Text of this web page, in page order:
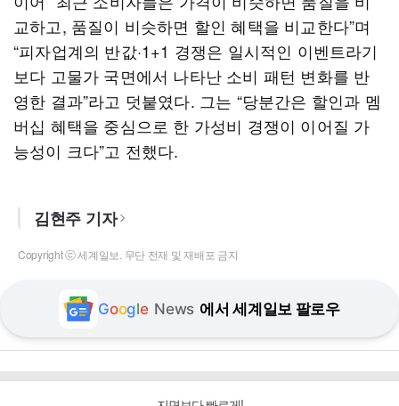
교하고, 품질이 비슷하면 할인 혜택을 비교한다”며
“피자업계의 반값·1+1 경쟁은 일시적인 이벤트라기
보다 고물가 국면에서 나타난 소비 패턴 변화를 반
영한 결과”라고 덧붙였다. 그는 “당분간은 할인과 멤
버십 혜택을 중심으로 한 가성비 경쟁이 이어질 가
능성이 크다”고 전했다.
김현주 기자
Copyright ⓒ 세계일보. 무단 전재 및 재배포 금지
Google News 에서 세계일보 팔로우